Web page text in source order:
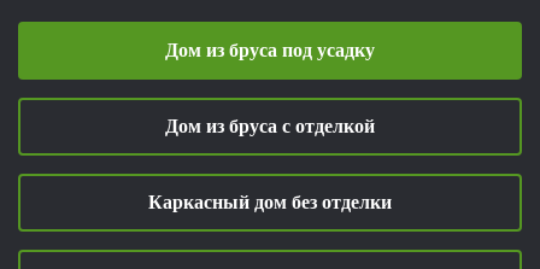
Дом из бруса под усадку
Дом из бруса с отделкой
Каркасный дом без отделки